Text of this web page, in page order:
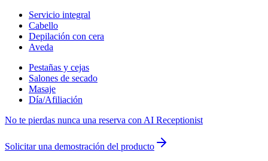
Servicio integral
Cabello
Depilación con cera
Aveda
Pestañas y cejas
Salones de secado
Masaje
Día/Afiliación
No te pierdas nunca una reserva con AI Receptionist
Solicitar una demostración del producto